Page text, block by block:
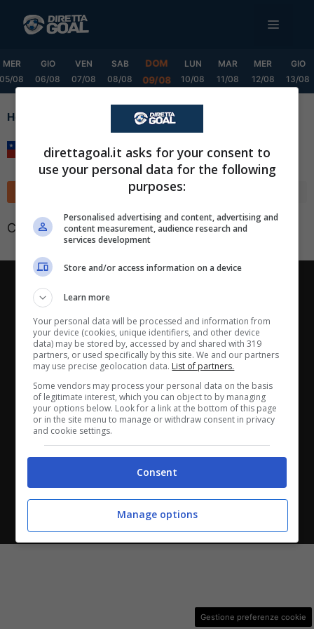
MENU
MER
05/08
GIO
06/08
VEN
07/08
SAB
08/08
DOM
09/08
LUN
10/08
MAR
11/08
MER
12/08
GIO
13/08
Home
Super Cup
Classifica non disponibile
ANASTASIO II, 442, 00165 Roma (RM) - Codice Fiscale
e Partita I.V.A. 13461621008
Testata Giornalistica registrata presso il Tribunale di
Roma con n°32/2023 del 15/02/2023
Copyright ©2026 - Tutti i diritti riservati -
Le attività pubblicitarie su questo sito sono gestite da
theCoreAdv
Scarica DirettaGoal!
Partite e risultatiin tempo reale.
Con i pronostici dei migliori Tipster!
Gestione preferenze cookie
direttagoal.it asks for your consent to
use your personal data for the following
purposes:
Personalised advertising and content, advertising and
content measurement, audience research and
services development
Store and/or access information on a device
Learn more
Your personal data will be processed and information from
your device (cookies, unique identifiers, and other device
data) may be stored by, accessed by and shared with 319
partners, or used specifically by this site. We and our partners
may use precise geolocation data. List of partners.
Some vendors may process your personal data on the basis
of legitimate interest, which you can object to by managing
your options below. Look for a link at the bottom of this page
or in the site menu to manage or withdraw consent in privacy
and cookie settings.
Consent
Manage options